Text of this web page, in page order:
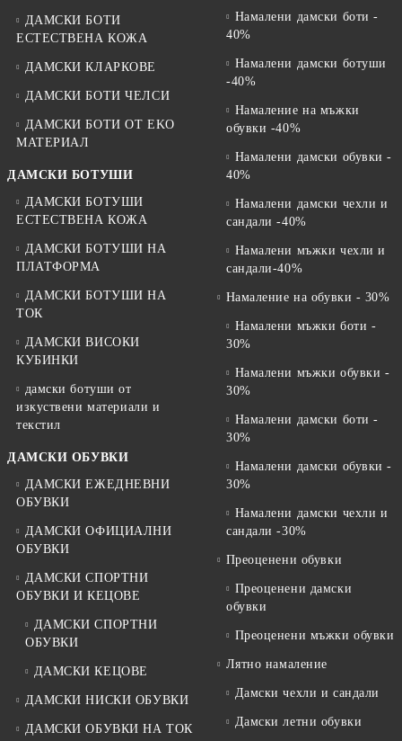
ДАМСКИ БОТИ
ЕСТЕСТВЕНА КОЖА
ДАМСКИ КЛАРКОВЕ
ДАМСКИ БОТИ ЧЕЛСИ
ДАМСКИ БОТИ ОТ EKO
МАТЕРИАЛ
ДАМСКИ БОТУШИ
ДАМСКИ БОТУШИ
ЕСТЕСТВЕНА КОЖА
ДАМСКИ БОТУШИ НА
ПЛАТФОРМА
ДАМСКИ БОТУШИ НА
ТОК
ДАМСКИ ВИСОКИ
КУБИНКИ
дамски ботуши от
изкуствени материали и
текстил
ДАМСКИ ОБУВКИ
ДАМСКИ ЕЖЕДНЕВНИ
ОБУВКИ
ДАМСКИ ОФИЦИАЛНИ
ОБУВКИ
ДАМСКИ СПОРТНИ
ОБУВКИ И КЕЦОВЕ
ДАМСКИ СПОРТНИ
ОБУВКИ
ДАМСКИ КЕЦОВЕ
ДАМСКИ НИСКИ ОБУВКИ
ДАМСКИ ОБУВКИ НА ТОК
Намалени дамски боти -
40%
Намалени дамски ботуши
-40%
Намаление на мъжки
обувки -40%
Намалени дамски обувки -
40%
Намалени дамски чехли и
сандали -40%
Намалени мъжки чехли и
сандали-40%
Намаление на обувки - 30%
Намалени мъжки боти -
30%
Намалени мъжки обувки -
30%
Намалени дамски боти -
30%
Намалени дамски обувки -
30%
Намалени дамски чехли и
сандали -30%
Преоценени обувки
Преоценени дамски
обувки
Преоценени мъжки обувки
Лятно намаление
Дамски чехли и сандали
Дамски летни обувки